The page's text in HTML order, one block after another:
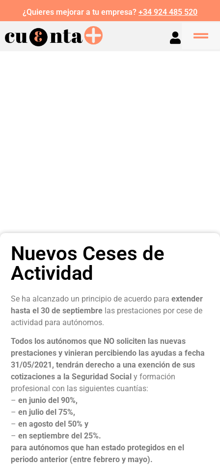
¿Quieres mejorar a tu empresa? +34 924 485 520
Nuevos Ceses de
Actividad
Se ha alcanzado un principio de acuerdo paraextender
hasta el 30 de septiembre las prestaciones por cese de
actividad para autónomos.
Todos los autónomos que NO soliciten las nuevas
prestaciones y vinieran percibiendo las ayudas a fecha
31/05/2021, tendrán derecho a una exención de sus
cotizaciones a la Seguridad Socialy formación
profesional con las siguientes cuantías:
–en junio del 90%,
–en julio del 75%,
–en agosto del 50% y
–en septiembre del 25%.
para autónomos que han estado protegidos en el
periodo anterior (entre febrero y mayo).